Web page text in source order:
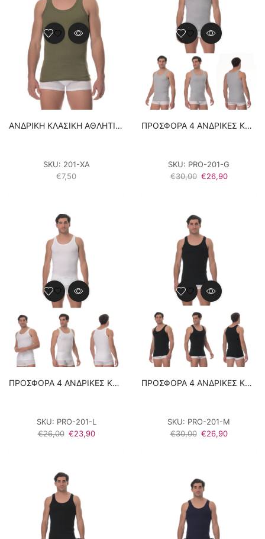
ΑΝΔΡΙΚΗ ΚΛΑΣΙΚΗ ΑΘΛΗΤΙΚΗ ΦΑΝΕΛΑ LIDO UNDERWEAR – ΧΑΚΙ 100% ΒΑΜΒΑΚΙ
SKU: 201-ΧΑ
€7,50
ΠΡΟΣΦΟΡΑ 4 ΑΝΔΡΙΚΕΣ ΚΛΑΣΙΚΕΣ ΦΑΝΕΛΕΣ LIDO UNDERWEAR – ΓΚΡΙ 100% ΒΑΜΒΑΚΙ
SKU: PRO-201-G
€30,00 Original
€26,90Η
ΠΡΟΣΦΟΡΑ 4 ΑΝΔΡΙΚΕΣ ΚΛΑΣΙΚΕΣ ΦΑΝΕΛΕΣ LIDO UNDERWEAR – ΛΕΥΚΟ 100% ΒΑΜΒΑΚΙ
SKU: PRO-201-L
€26,00 Original
€23,90Η
ΠΡΟΣΦΟΡΑ 4 ΑΝΔΡΙΚΕΣ ΚΛΑΣΙΚΕΣ ΦΑΝΕΛΕΣ LIDO UNDERWEAR – ΜΑΥΡΟ 100% ΒΑΜΒΑΚΙ
SKU: PRO-201-M
€30,00 Original
€26,90Η